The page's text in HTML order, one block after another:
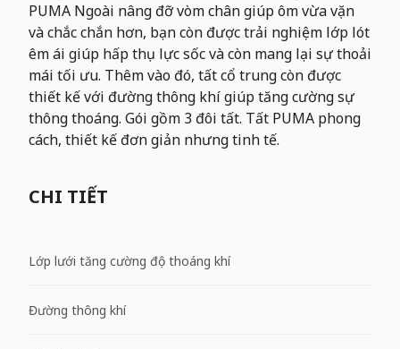
PUMA Ngoài nâng đỡ vòm chân giúp ôm vừa vặn
và chắc chắn hơn, bạn còn được trải nghiệm lớp lót
êm ái giúp hấp thụ lực sốc và còn mang lại sự thoải
mái tối ưu. Thêm vào đó, tất cổ trung còn được
thiết kế với đường thông khí giúp tăng cường sự
thông thoáng. Gói gồm 3 đôi tất. Tất PUMA phong
cách, thiết kế đơn giản nhưng tinh tế.
CHI TIẾT
Lớp lưới tăng cường độ thoáng khí
Đường thông khí